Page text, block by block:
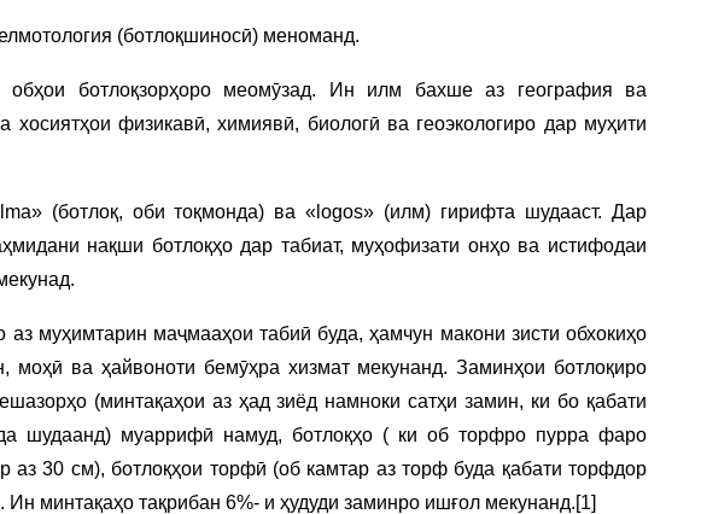
(ботлоқшиносӣ) меноманд.
обҳои ботлоқзорҳоро меомӯзад. Ин илм бахше аз география ва
хосиятҳои физикавӣ, химиявӣ, биологӣ ва геоэкологиро дар муҳити
(ботлоқ, оби тоқмонда) ва «logos» (илм) гирифта шудааст. Дар
нақши ботлоқҳо дар табиат, муҳофизати онҳо ва истифодаи
аз муҳимтарин маҷмааҳои табиӣ буда, ҳамчун макони зисти обхокиҳо
моҳӣ ва ҳайвоноти бемӯҳра хизмат мекунанд. Заминҳои ботлоқиро
(минтақаҳои аз ҳад зиёд намноки сатҳи замин, ки бо қабати
шудаанд) муаррифӣ намуд, ботлоқҳо ( ки об торфро пурра фаро
аз 30 см), ботлоқҳои торфӣ (об камтар аз торф буда қабати торфдор
минтақаҳо тақрибан 6%- и ҳудуди заминро ишғол мекунанд.[1]